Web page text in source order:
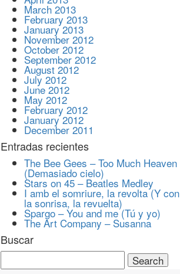
March 2013
February 2013
January 2013
November 2012
October 2012
September 2012
August 2012
July 2012
June 2012
May 2012
February 2012
January 2012
December 2011
Entradas recientes
The Bee Gees – Too Much Heaven
(Demasiado cielo)
Stars on 45 – Beatles Medley
I amb el somriure, la revolta (Y con
la sonrisa, la revuelta)
Spargo – You and me (Tú y yo)
The Art Company – Susanna
Buscar
Search
for: